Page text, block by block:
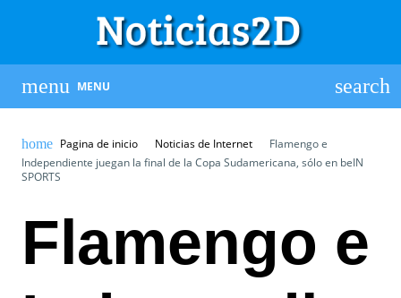
MENU
Pagina de inicio Noticias de Internet
Flamengo e
Independiente juegan la final de la Copa Sudamericana, sólo en beIN
SPORTS
Flamengo e